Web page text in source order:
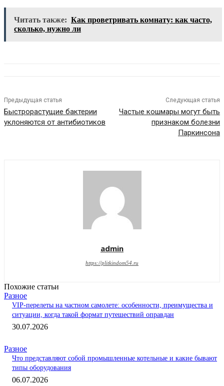
Читать также: Как проветривать комнату: как часто,
сколько, нужно ли
Предыдущая статья
Быстрорастущие бактерии
уклоняются от антибиотиков
Следующая статья
Частые кошмары могут быть
признаком болезни
Паркинсона
admin
https://plitkindom54.ru
Похожие статьи
Разное
VIP-перелеты на частном самолете: особенности, преимущества и
ситуации, когда такой формат путешествий оправдан
30.07.2026
Разное
Что представляют собой промышленные котельные и какие бывают
типы оборудования
06.07.2026